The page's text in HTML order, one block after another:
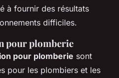
à fournir des résultats
difficiles.
pour plomberie
pour plomberie sont
pour les plombiers et les